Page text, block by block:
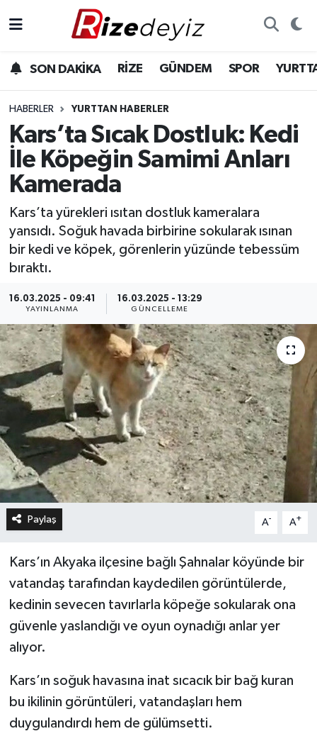
SON DAKİKA RİZE GÜNDEM SPOR
HABERLER YURTTAN HABERLER
Kars’ta Sıcak Dostluk: Kedi
İle Köpeğin Samimi Anları
Kamerada
Kars’ta yürekleri ısıtan dostluk kameralara
yansıdı. Soğuk havada birbirine sokularak ısınan
bir kedi ve köpek, görenlerin yüzünde tebessüm
bıraktı.
16.03.2025 - 09:41
YAYINLANMA
16.03.2025 - 13:29
GÜNCELLEME
Paylaş A- A+
Kars’ın Akyaka ilçesine bağlı Şahnalar köyünde bir
vatandaş tarafından kaydedilen görüntülerde,
kedinin sevecen tavırlarla köpeğe sokularak ona
güvenle yaslandığı ve oyun oynadığı anlar yer
alıyor.
Kars’ın soğuk havasına inat sıcacık bir bağ kuran
bu ikilinin görüntüleri, vatandaşları hem
duygulandırdı hem de gülümsetti.
Gündem
Yurttan Haberler
Ekonomi
Sağlık
Rize Hava Durumu
Rize Namaz Vakitleri
Rize Trafik Yoğunluk Haritası
Tüm Manşetler
Son Dakika Haberleri
Haber Arşivi